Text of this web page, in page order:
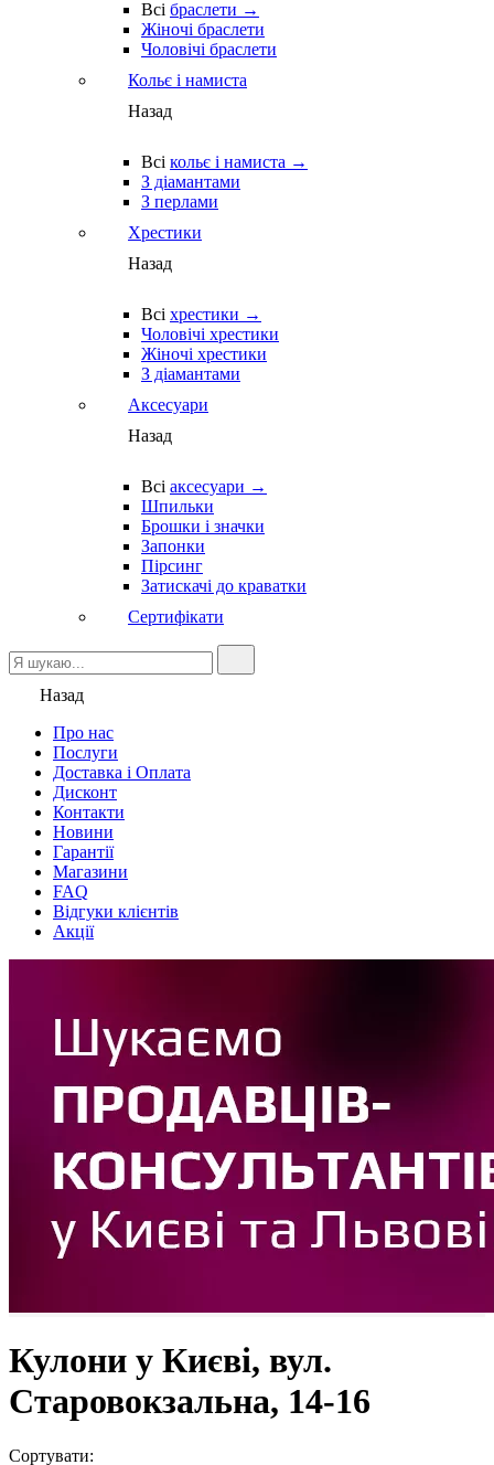
Всі браслети →
Жіночі браслети
Чоловічі браслети
Кольє і намиста
Назад
Всі кольє і намиста →
З діамантами
З перлами
Хрестики
Назад
Всі хрестики →
Чоловічі хрестики
Жіночі хрестики
З діамантами
Аксесуари
Назад
Всі аксесуари →
Шпильки
Брошки і значки
Запонки
Пірсинг
Затискачі до краватки
Сертифікати
Назад
Про нас
Послуги
Доставка і Оплата
Дисконт
Контакти
Новини
Гарантії
Магазини
FAQ
Відгуки клієнтів
Акції
Кулони у Києві, вул.
Старовокзальна, 14-16
Сортувати: